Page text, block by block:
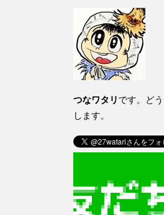
つなワタリ です。ど
します。